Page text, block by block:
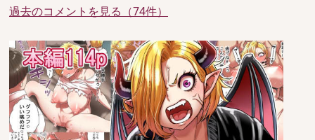
過去のコメントを見る（74件）